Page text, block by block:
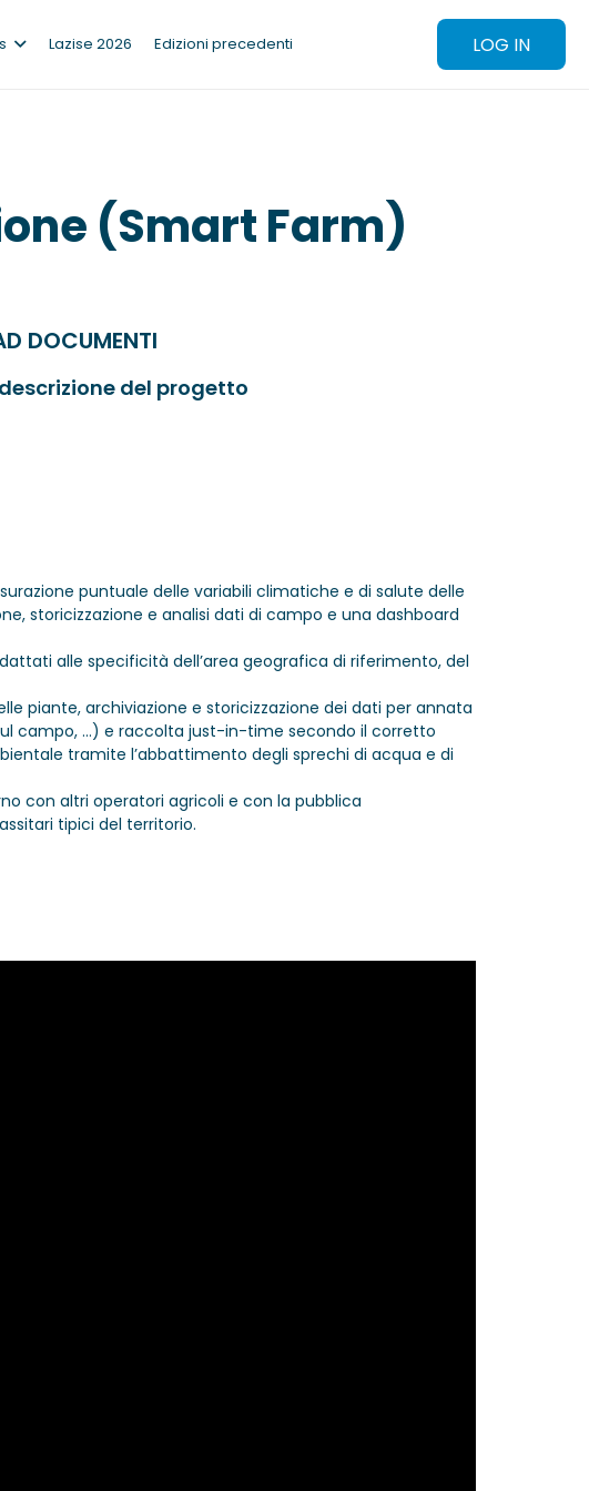
Lazise 2026 Edizioni precedenti LOG IN
(Smart Farm)
DOCUMENTI
del progetto
puntuale delle variabili climatiche e di salute delle
storicizzazione e analisi dati di campo e una dashboard
alle specificità dell’area geografica di riferimento, del
piante, archiviazione e storicizzazione dei dati per annata
campo, …) e raccolta just-in-time secondo il corretto
tramite l’abbattimento degli sprechi di acqua e di
con altri operatori agricoli e con la pubblica
tipici del territorio.